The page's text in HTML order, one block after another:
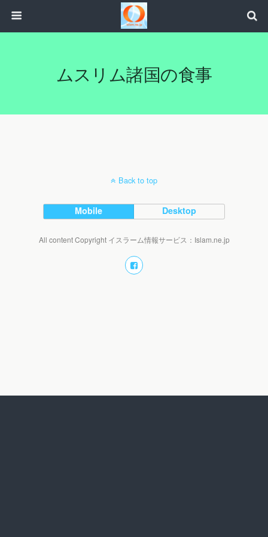
ムスリム諸国の食事
Back to top
Mobile Desktop
All content Copyright イスラーム情報サービス：Islam.ne.jp